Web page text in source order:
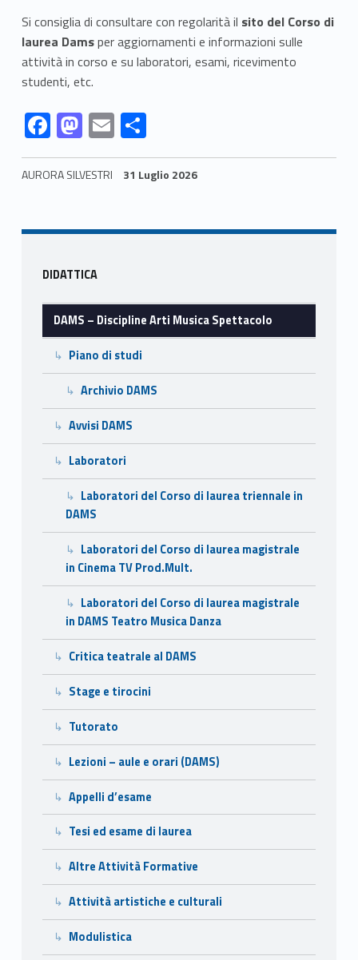
Si consiglia di consultare con regolarità il sito del Corso di
laurea Damsper aggiornamenti e informazioni sulle
attività in corso e su laboratori, esami, ricevimento
studenti, etc.
Link identifier #identifier__70158-58
F
ac
e
o
k
Link identifier #identifier__196044-59 M
as
to
o
Link identifier #identifier__47839-60 E
m
ai
Link identifier #identifier__6138-61 C
o
n
vi
AURORA SILVESTRI 31 Luglio 2026
Sidebar
DIDATTICA
DAMS – Discipline Arti Musica Spettacolo
Piano di studi
Archivio DAMS
Avvisi DAMS
Laboratori
Laboratori del Corso di laurea triennale in
DAMS
Laboratori del Corso di laurea magistrale
in Cinema TV Prod.Mult.
Laboratori del Corso di laurea magistrale
in DAMS Teatro Musica Danza
Critica teatrale al DAMS
Stage e tirocini
Tutorato
Lezioni – aule e orari (DAMS)
Appelli d’esame
Tesi ed esame di laurea
Altre Attività Formative
Attività artistiche e culturali
Modulistica